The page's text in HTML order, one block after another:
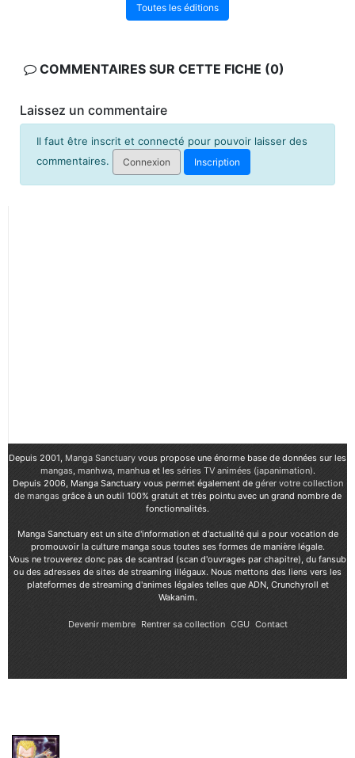
Toutes les éditions
COMMENTAIRES SUR CETTE FICHE (0)
Laissez un commentaire
Il faut être inscrit et connecté pour pouvoir laisser des
commentaires.
Connexion Inscription
Depuis 2001, Manga Sanctuary vous propose une énorme base de données sur les
mangas, manhwa, manhuaet les séries TV animées (japanimation).
Depuis 2006, Manga Sanctuary vous permet également de gérer votre collection
de mangasgrâce à un outil 100% gratuit et très pointu avec un grand nombre de
fonctionnalités.
Manga Sanctuary est un site d'information et d'actualité qui a pour vocation de
promouvoir la culture manga sous toutes ses formes de manière légale.
Vous ne trouverez donc pas de scantrad (scan d'ouvrages par chapitre), du fansub
ou des adresses de sites de streaming illégaux. Nous mettons des liens vers les
plateformes de streaming d'animes légales telles que ADN, Crunchyroll et
Wakanim.
Devenir membre Rentrer sa collection CGU Contact